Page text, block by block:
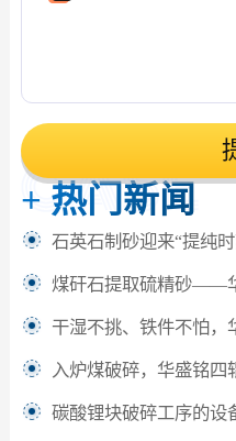
+ 热门新闻
石英石制砂迎来“提纯时刻”：华盛铭对辊机
煤矸石提取硫精砂——华盛铭齿
干湿不挑、铁件不怕，华盛铭齿辊破碎
入炉煤破碎，华盛铭四辊机让
碳酸锂块破碎工序的设备配置探讨——华